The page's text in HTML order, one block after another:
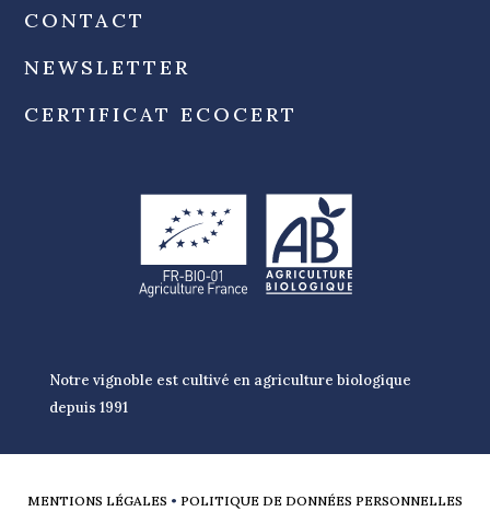
CONTACT
NEWSLETTER
CERTIFICAT ECOCERT
Notre vignoble est cultivé en agriculture biologique
depuis 1991
MENTIONS LÉGALES • POLITIQUE DE DONNÉES PERSONNELLES